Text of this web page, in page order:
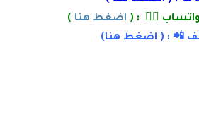
👌🏽 : ( اضغط هنا )
📲 : ( اضغط هنا)